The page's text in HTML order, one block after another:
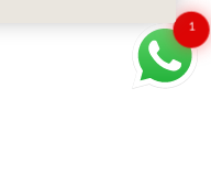
1